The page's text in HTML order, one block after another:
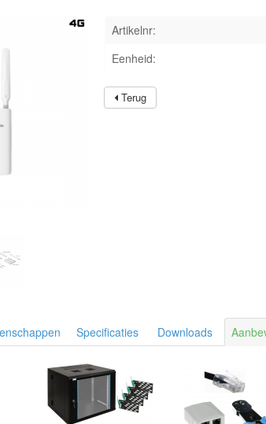
Artikelnr:
Eenheid:
Terug
Specificaties Downloads